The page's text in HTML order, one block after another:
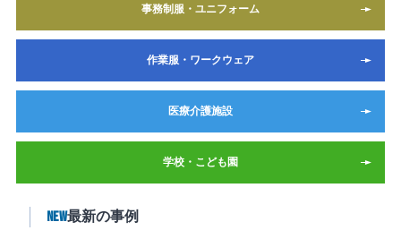
事務制服・ユニフォーム
作業服・ワークウェア
医療介護施設
学校・こども園
NEW最新の事例